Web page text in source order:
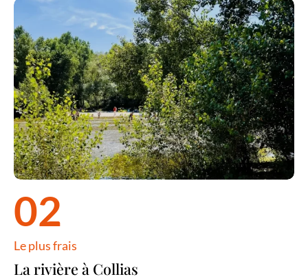
02
Le plus frais
La rivière à Collias
La rivière à Collias dans le Gard